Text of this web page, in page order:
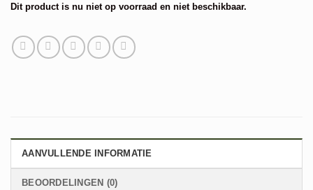
Dit product is nu niet op voorraad en niet beschikbaar.
Alternative:
AANVULLENDE INFORMATIE
BEOORDELINGEN (0)